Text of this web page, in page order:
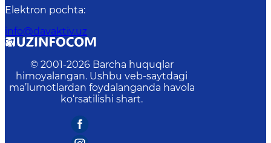
Elektron pochta:
info@davaktiv.uz
© 2001-2026 Barcha huquqlar
himoyalangan. Ushbu veb-saytdagi
ma’lumotlardan foydalanganda havola
ko‘rsatilishi shart.